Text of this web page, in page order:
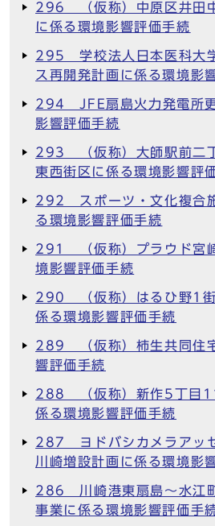
296 （仮称）中原区井田
に係る環境影響評価手続
295 学校法人日本医科大
ス再開発計画に係る環境影
294 JFE扇島火力発電所
影響評価手続
293 （仮称）大師駅前二
東西街区に係る環境影響評
292 スポーツ・文化複合
る環境影響評価手続
291 （仮称）プラウド宮
境影響評価手続
290 （仮称）はるひ野1街
係る環境影響評価手続
289 （仮称）柿生共同住
響評価手続
288 （仮称）新作5丁目
係る環境影響評価手続
287 ヨドバシカメラアッ
川崎増設計画に係る環境影
286 川崎港東扇島～水江
事業に係る環境影響評価手